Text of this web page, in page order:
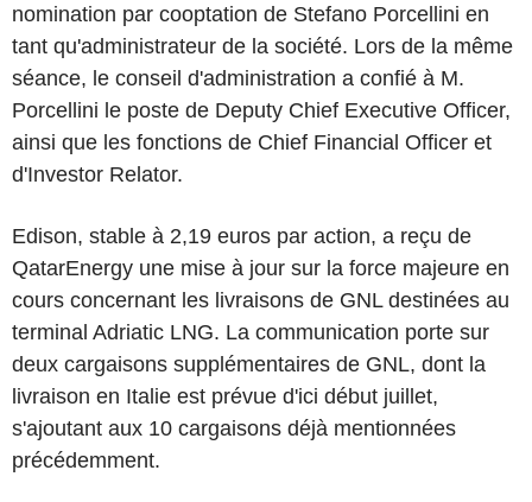
nomination par cooptation de Stefano Porcellini en
tant qu'administrateur de la société. Lors de la même
séance, le conseil d'administration a confié à M.
Porcellini le poste de Deputy Chief Executive Officer,
ainsi que les fonctions de Chief Financial Officer et
d'Investor Relator.
Edison, stable à 2,19 euros par action, a reçu de
QatarEnergy une mise à jour sur la force majeure en
cours concernant les livraisons de GNL destinées au
terminal Adriatic LNG. La communication porte sur
deux cargaisons supplémentaires de GNL, dont la
livraison en Italie est prévue d'ici début juillet,
s'ajoutant aux 10 cargaisons déjà mentionnées
précédemment.